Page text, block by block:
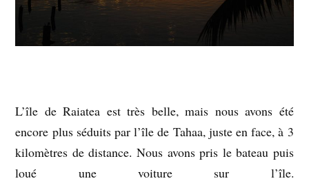
L’île de Raiatea est très belle, mais nous avons été
encore plus séduits par l’île de Tahaa, juste en face, à 3
kilomètres de distance. Nous avons pris le bateau puis
loué une voiture sur l’île.